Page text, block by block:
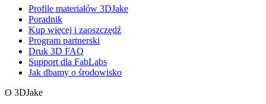
Profile materiałów 3DJake
Poradnik
Kup więcej i zaoszczędź
Program partnerski
Druk 3D FAQ
Support dla FabLabs
Jak dbamy o środowisko
O 3DJake